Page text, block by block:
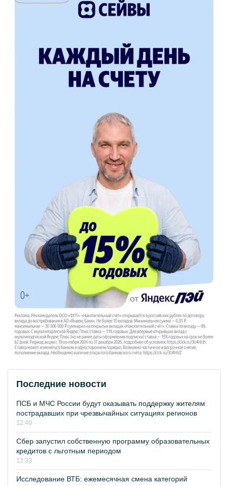
Последние новости
ПСБ и МЧС России будут оказывать поддержку жителям
пострадавших при чрезвычайных ситуациях регионов
12:40
Сбер запустил собственную программу образовательных
кредитов с льготным периодом
12:33
Исследование ВТБ: ежемесячная смена категорий